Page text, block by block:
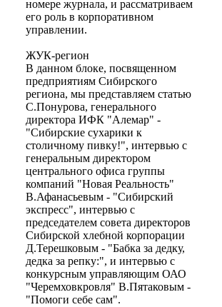
номере журнала, и рассматриваем
его роль в корпоративном
управлении.
ЖУК-регион
В данном блоке, посвященном
предприятиям Сибирского
региона, мы представляем статью
С.Понурова, генерального
директора ИФК "Алемар" -
"Сибирские сухарики к
столичному пивку!", интервью с
генеральным директором
центрального офиса группы
компаний "Новая Реальность"
В.Афанасьевым - "Сибирский
экспресс", интервью с
председателем совета директоров
Сибирской хлебной корпорации
Д.Терешковым - "Бабка за дедку,
дедка за репку:", и интервью с
конкурсным управляющим ОАО
"Черемховкровля" В.Пятаковым -
"Помоги себе сам".